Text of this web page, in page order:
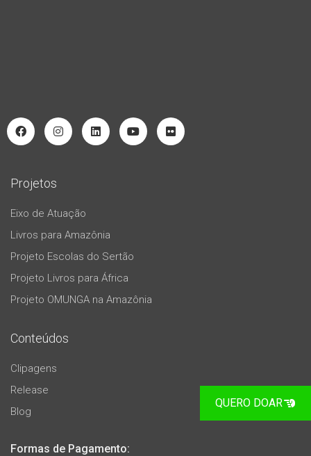
Projetos
Eixo de Atuação
Livros para Amazônia
Projeto Escolas do Sertão
Projeto Livros para África
Projeto OMUNGA na Amazônia
Conteúdos
Clipagens
Release
Blog
Formas de Pagamento:
QUERO DOAR